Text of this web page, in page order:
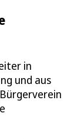
in
und aus